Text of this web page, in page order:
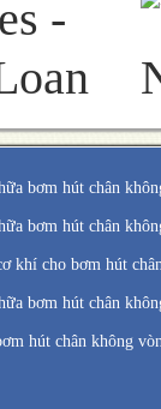
bơm hút chân
bơm hút chân
khí cho bơm hút
bơm hút chân
hút chân không